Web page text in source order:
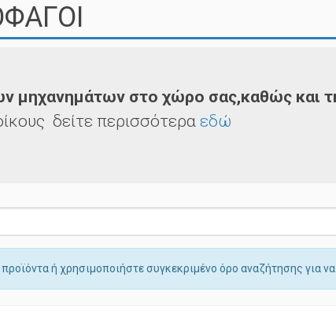
μηχανημάτων στο χώρο σας,καθώς και
δείτε περισσότερα εδώ
ή χρησιμοποιήστε συγκεκριμένο όρο αναζήτησης για να